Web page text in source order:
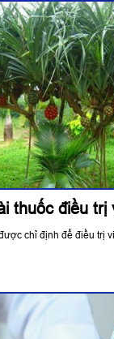
thuốc điều trị
chỉ định để điều trị